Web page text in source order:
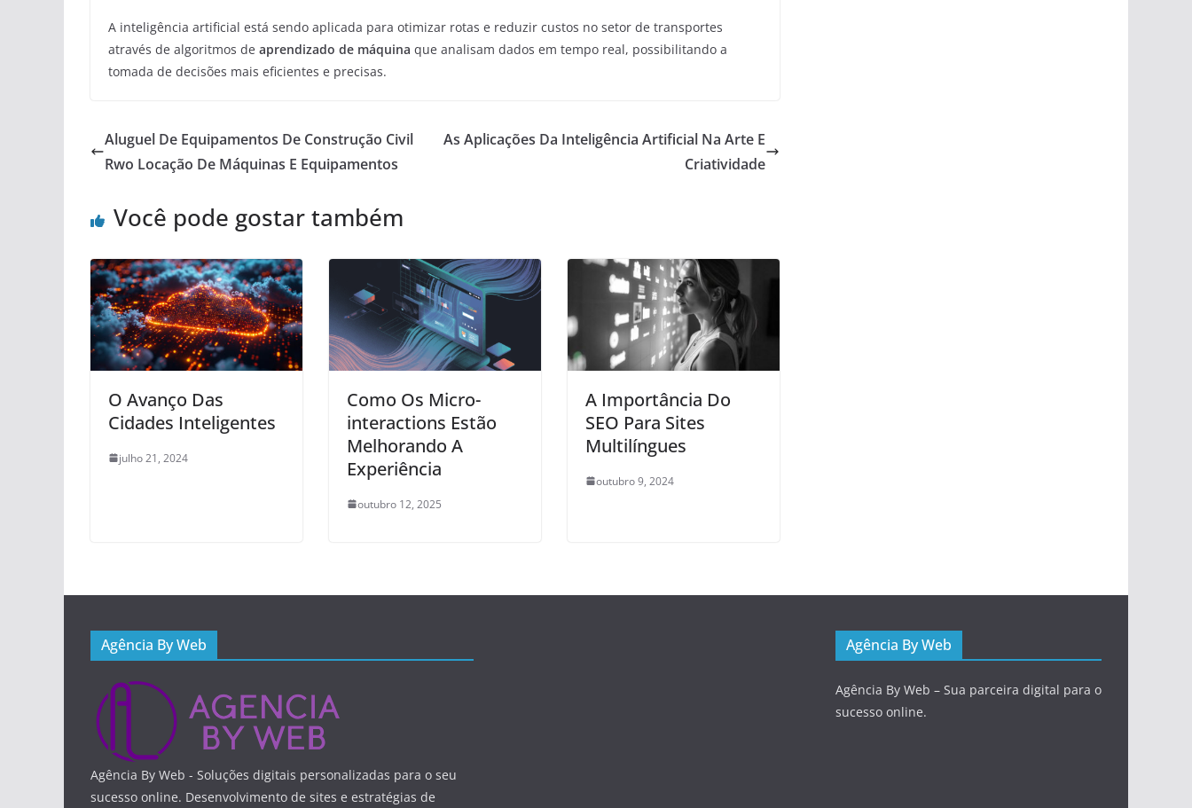
A inteligência artificial está sendo aplicada para otimizar rotas e reduzir custos no setor de transportes
através de algoritmos de aprendizado de máquina que analisam dados em tempo real, possibilitando a
tomada de decisões mais eficientes e precisas.
Aluguel De Equipamentos De Construção Civil
Rwo Locação De Máquinas E Equipamentos
As Aplicações Da Inteligência Artificial Na Arte E
Criatividade
Você pode gostar também
O Avanço Das
Cidades Inteligentes
julho 21, 2024
Como Os Micro-
interactions Estão
Melhorando A
Experiência
outubro 12, 2025
A Importância Do
SEO Para Sites
Multilíngues
outubro 9, 2024
Agência By Web
Agência By Web - Soluções digitais personalizadas para o seu
sucesso online. Desenvolvimento de sites e estratégias de
Agência By Web
Agência By Web – Sua parceira digital para o
sucesso online.